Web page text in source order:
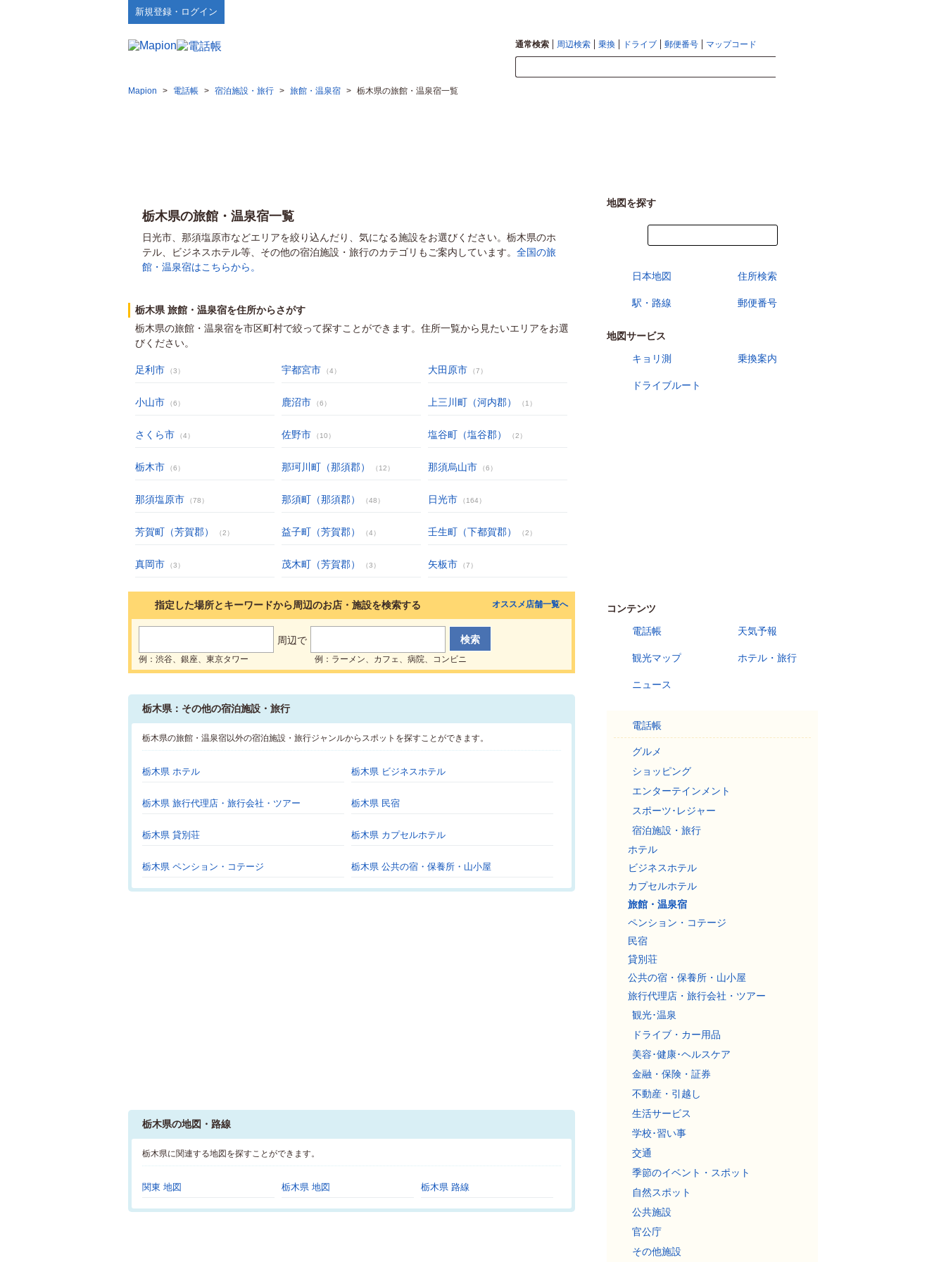
新規登録・ログイン
通常検索 周辺検索 乗換 ドライブ 郵便番号 マップコード
Mapion > 電話帳 > 宿泊施設・旅行 > 旅館・温泉宿 > 栃木県の旅館・温泉宿一覧
栃木県の旅館・温泉宿一覧
日光市、那須塩原市などエリアを絞り込んだり、気になる施設をお選びください。栃木県のホ
テル、ビジネスホテル等、その他の宿泊施設・旅行のカテゴリもご案内しています。 全国の旅
館・温泉宿はこちらから。
栃木県 旅館・温泉宿を住所からさがす
栃木県の旅館・温泉宿を市区町村で絞って探すことができます。住所一覧から見たいエリアをお選
びください。
足利市 （3） 宇都宮市 （4） 大田原市 （7）
小山市 （6） 鹿沼市 （6） 上三川町（河内郡） （1）
さくら市 （4） 佐野市 （10） 塩谷町（塩谷郡） （2）
栃木市 （6） 那珂川町（那須郡） （12） 那須烏山市 （6）
那須塩原市 （78） 那須町（那須郡） （48） 日光市 （164）
芳賀町（芳賀郡） （2） 益子町（芳賀郡） （4） 壬生町（下都賀郡） （2）
真岡市 （3） 茂木町（芳賀郡） （3） 矢板市 （7）
指定した場所とキーワードから周辺のお店・施設を検索する
周辺で
例：渋谷、銀座、東京タワー 例：ラーメン、カフェ、病院、コンビニ
オススメ店舗一覧へ
栃木県：その他の宿泊施設・旅行
栃木県の旅館・温泉宿以外の宿泊施設・旅行ジャンルからスポットを探すことができます。
栃木県 ホテル 栃木県 ビジネスホテル
栃木県 旅行代理店・旅行会社・ツアー 栃木県 民宿
栃木県 貸別荘 栃木県 カプセルホテル
栃木県 ペンション・コテージ 栃木県 公共の宿・保養所・山小屋
栃木県の地図・路線
栃木県に関連する地図を探すことができます。
関東 地図 栃木県 地図 栃木県 路線
地図を探す
日本地図 住所検索
駅・路線 郵便番号
地図サービス
キョリ測
乗換案内
ドライブルート
コンテンツ
電話帳
天気予報
観光マップ ホテル・旅行
ニュース
電話帳
グルメ
ショッピング
エンターテインメント
スポーツ･レジャー
宿泊施設・旅行
ホテル
ビジネスホテル
カプセルホテル
旅館・温泉宿
ペンション・コテージ
民宿
貸別荘
公共の宿・保養所・山小屋
旅行代理店・旅行会社・ツアー
観光･温泉
ドライブ・カー用品
美容･健康･ヘルスケア
金融・保険・証券
不動産・引越し
生活サービス
学校･習い事
交通
季節のイベント・スポット
自然スポット
公共施設
官公庁
その他施設